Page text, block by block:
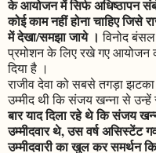
के आयोजन में सिर्फ अधिष्ठापन
कोई काम नहीं होना चाहिए जिसे
में देखा/समझा जाये ।विनोद
प्रमोशन के लिए रखे गए आयोजन
दिया है ।
राजीव देवा को सबसे तगड़ा
उम्मीद थी कि संजय खन्ना से
बार याद दिला रहे थे कि संजय
उम्मीदवार थे, उस वर्ष असिस्टेंट
उम्मीदवारी का खुल कर समर्थन